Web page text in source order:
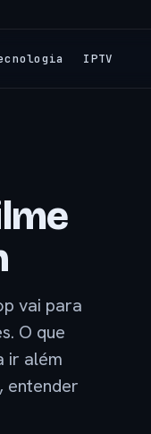
IPTV
vai para
O que
ir além
entender